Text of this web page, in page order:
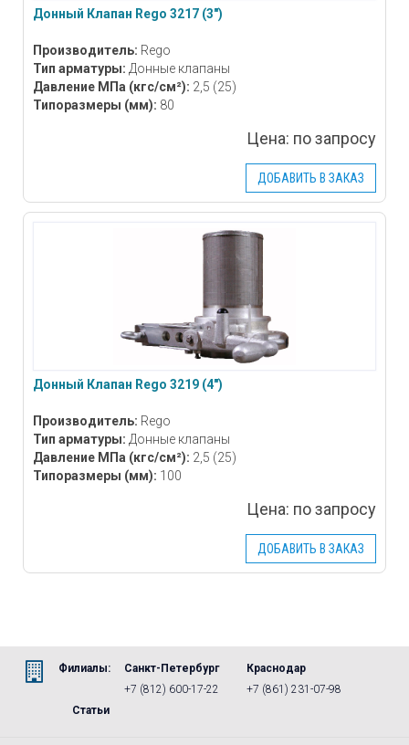
Донный Клапан Rego 3217 (3″)
Производитель: Rego
Тип арматуры: Донные клапаны
Давление МПа (кгс/см²): 2,5 (25)
Типоразмеры (мм): 80
Цена: по запросу
ДОБАВИТЬ В ЗАКАЗ
Донный Клапан Rego 3219 (4″)
Производитель: Rego
Тип арматуры: Донные клапаны
Давление МПа (кгс/см²): 2,5 (25)
Типоразмеры (мм): 100
Цена: по запросу
ДОБАВИТЬ В ЗАКАЗ
Филиалы:
Санкт-Петербург
+7 (812) 600-17-22
Краснодар
+7 (861) 231-07-98
Статьи